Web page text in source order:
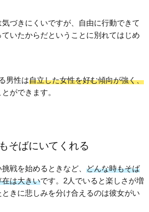
づきにくいですが、自由に行動できて
いたからだということに別れてはじめ
男性は自立した女性を好む傾向が強く、
ができます。
そばにいてくれる
戦を始めるときなど、 どんな時もそば
は大きいです。2人でいると楽しさが増
きに悲しみを分け合えるのは彼女がい